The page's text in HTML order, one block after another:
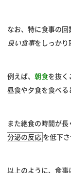
なお、特に食事の回
良い食事をしっかり
例えば、 朝食を抜く
昼食や夕食を食べる
また絶食の時間が長
分泌の反応 を低下
以上のように、食